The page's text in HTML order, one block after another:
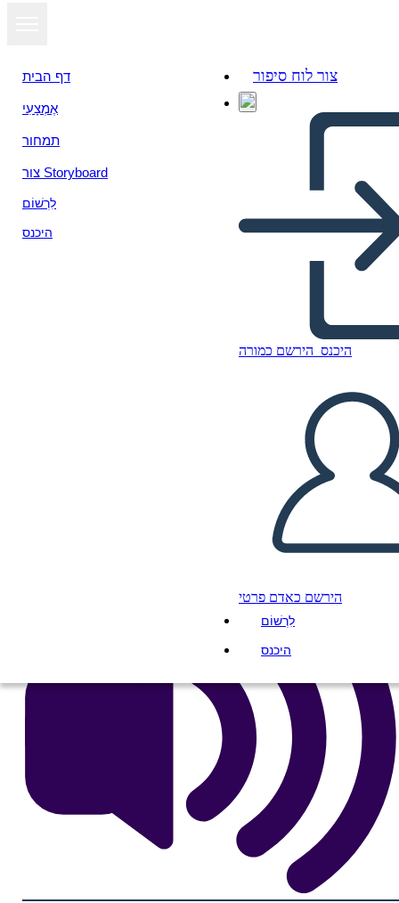
דף הבית
אֶמְצָעִי
תמחור
צור Storyboard
לִרְשׁוֹם
היכנס
צור לוח סיפור
היכנס הירשם כמורה
הירשם כאדם פרטי
לִרְשׁוֹם
היכנס
Untitled Storyboard